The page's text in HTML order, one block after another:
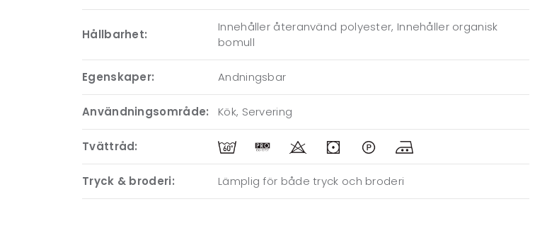
Hållbarhet:
Innehåller återanvänd polyester, Innehåller organisk
bomull
Egenskaper: Andningsbar
Användningsområde: Kök, Servering
Tvättråd:
Tryck & broderi: Lämplig för både tryck och broderi